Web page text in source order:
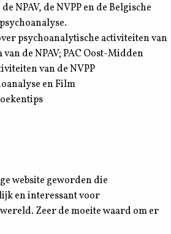
NPAV, de NVPP en de Belgische
psychoanalytische activiteiten van
van de NPAV; PAC Oost-Midden
van de NVPP
en Film
website geworden die
en interessant voor
Zeer de moeite waard om er